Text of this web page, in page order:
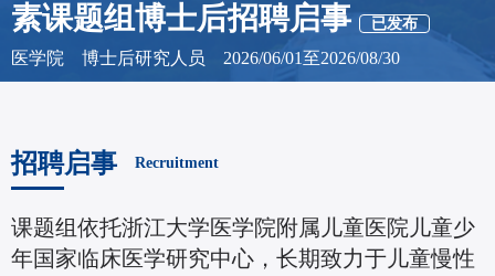
素课题组博士后招聘启事
已发布
医学院 博士后研究人员 2026/06/01至2026/08/30
招聘启事 Recruitment
课题组依托浙江大学医学院附属儿童医院儿童少
年国家临床医学研究中心，长期致力于儿童慢性